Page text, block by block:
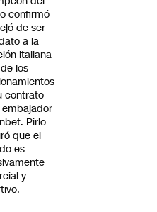
confirmó
de ser
a la
italiana
los
contrato
Pirlo
que el
es
y